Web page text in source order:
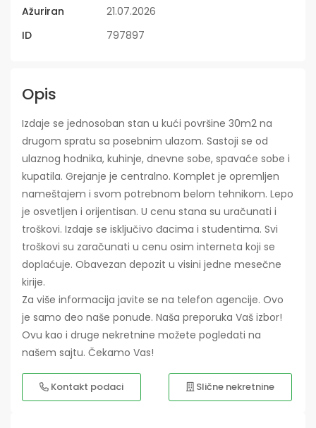
Ažuriran
21.07.2026
ID
797897
Opis
Izdaje se jednosoban stan u kući površine 30m2 na
drugom spratu sa posebnim ulazom. Sastoji se od
ulaznog hodnika, kuhinje, dnevne sobe, spavaće sobe i
kupatila. Grejanje je centralno. Komplet je opremljen
nameštajem i svom potrebnom belom tehnikom. Lepo
je osvetljen i orijentisan. U cenu stana su uračunati i
troškovi. Izdaje se isključivo đacima i studentima. Svi
troškovi su zaračunati u cenu osim interneta koji se
doplaćuje. Obavezan depozit u visini jedne mesečne
kirije.
Za više informacija javite se na telefon agencije. Ovo
je samo deo naše ponude. Naša preporuka Vaš izbor!
Ovu kao i druge nekretnine možete pogledati na
našem sajtu. Čekamo Vas!
Kontakt podaci Slične nekretnine